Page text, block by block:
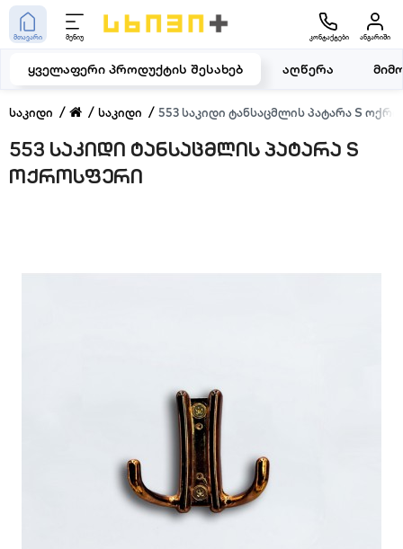
მთავარი მენიუ კონტაქტები ანგარიში
საკიდი საკიდი 553 საკიდი ტანსაცმლის პატარა S
553 საკიდი ტანსაცმლის პატარა S
ოქროსფერი
ყველაფერი პროდუქტის შესახებ აღწერა